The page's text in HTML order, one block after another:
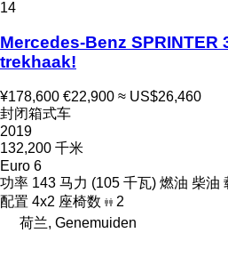
14
Mercedes-Benz SPRINTER
trekhaak!
¥178,600 €22,900 ≈ US$26,460
封闭箱式车
2019
132,200 千米
Euro 6
功率 143 马力 (105 千瓦) 燃油 柴油
配置 4x2 座椅数
2
荷兰, Genemuiden